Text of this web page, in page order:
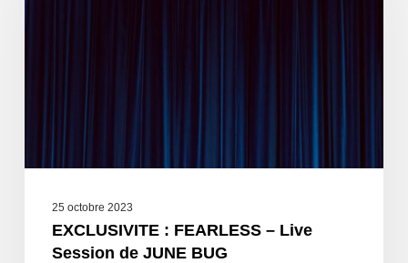
25 octobre 2023
EXCLUSIVITE : FEARLESS – Live
Session de JUNE BUG